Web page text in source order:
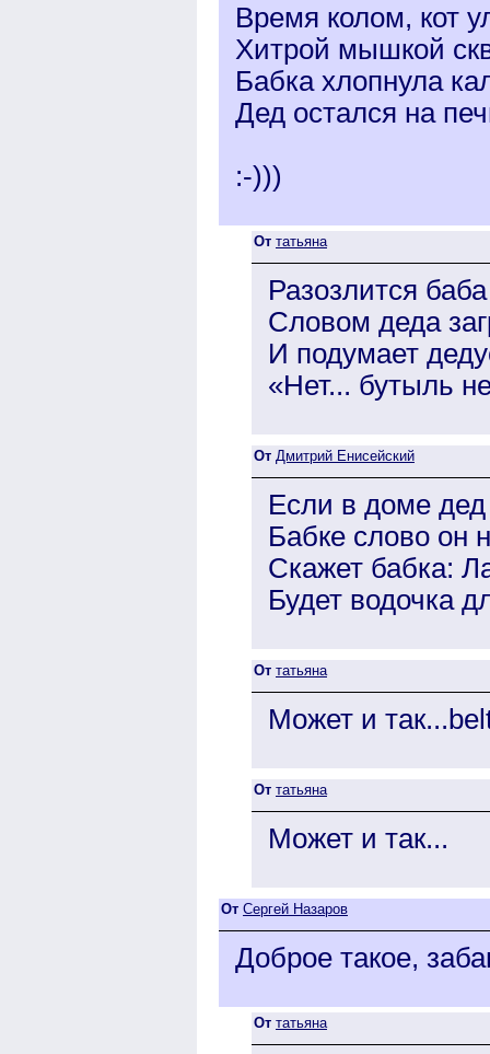
Время колом, кот
Хитрой мышкой
Бабка хлопнула
Дед остался на
:-)))
От татьяна
Разозлится
Словом деда
И подумает
«Нет... бутыль
От Дмитрий Енисейский
Если в доме дед
Бабке слово он
Скажет бабка:
Будет водочка
От татьяна
Может и
От татьяна
Может и так...
От Сергей Назаров
Доброе такое,
От татьяна